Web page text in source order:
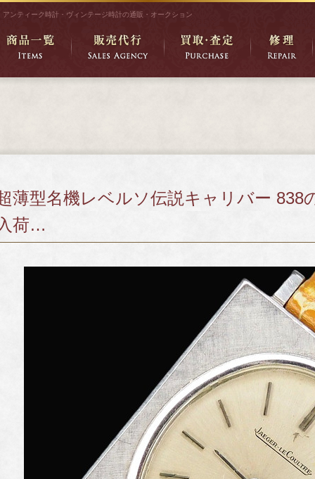
アンティーク時計・ヴィンテージ時計の通販・オークション
薄型名機レベルソ伝説キャリバー 838
荷…